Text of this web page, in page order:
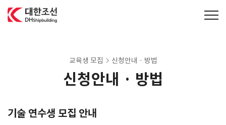
교육생 모집 신청안내 · 방법
신청안내 · 방법
기술 연수생 모집 안내